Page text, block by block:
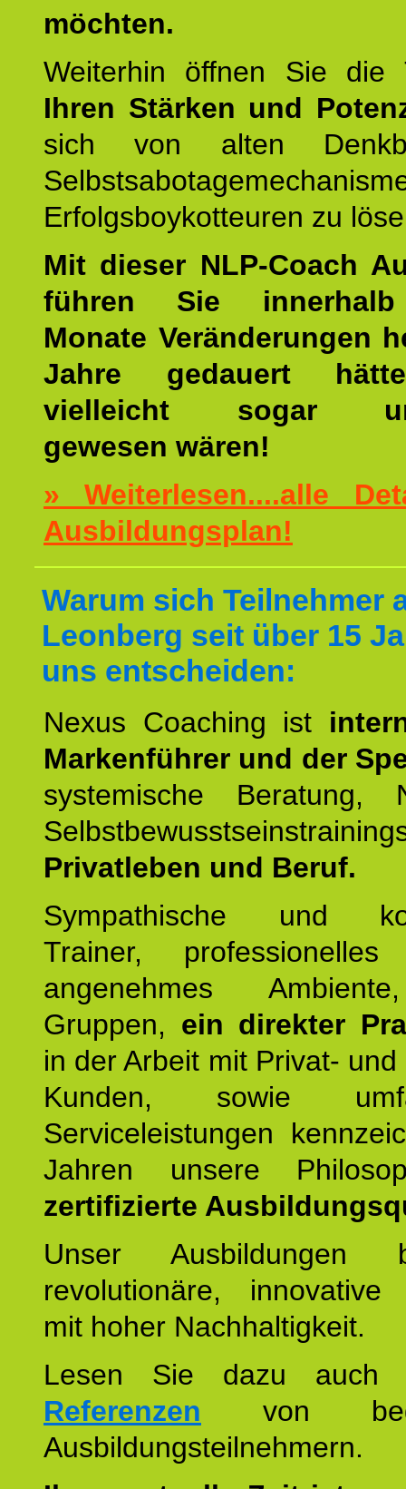
möchten.
Weiterhin öffnen Sie
Ihren Stärken und
sich von alten
Erfolgsboykotteuren zu
Mit dieser NLP-Coach
führen Sie
Monate Veränderungen
Jahre gedauert
vielleicht sogar
gewesen wären!
» Weiterlesen....alle
Ausbildungsplan!
Warum sich Teilnehmer
Leonberg seit über 15
uns entscheiden:
Nexus Coaching ist
Markenführer und der
systemische Beratung,
Privatleben und Beruf.
Sympathische und
Trainer, professionelles
angenehmes
Gruppen, ein direkter
in der Arbeit mit Privat-
Kunden, sowie
Serviceleistungen
Jahren unsere
zertifizierte
Unser Ausbildungen
revolutionäre, innovative
mit hoher Nachhaltigkeit.
Lesen Sie dazu
Referenzen von
Ausbildungsteilnehmern.